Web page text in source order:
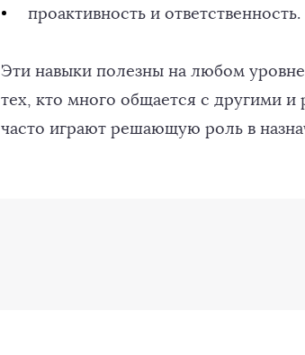
проактивность и ответственность.
Эти навыки полезны на любом
тех, кто много общается с другими и
часто играют решающую роль в